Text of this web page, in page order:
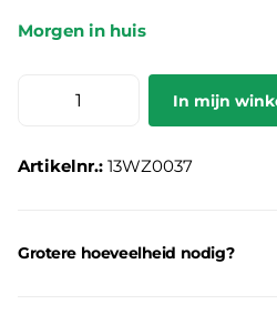
Morgen in huis
In mijn
Artikelnr.: 13WZ0037
Grotere hoeveelheid nodig?